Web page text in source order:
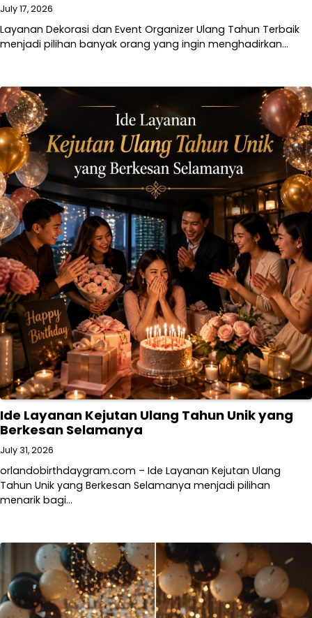
July 17, 2026
Layanan Dekorasi dan Event Organizer Ulang Tahun Terbaik
menjadi pilihan banyak orang yang ingin menghadirkan…
Ide Layanan Kejutan Ulang Tahun Unik yang
Berkesan Selamanya
July 31, 2026
orlandobirthdaygram.com – Ide Layanan Kejutan Ulang
Tahun Unik yang Berkesan Selamanya menjadi pilihan
menarik bagi…